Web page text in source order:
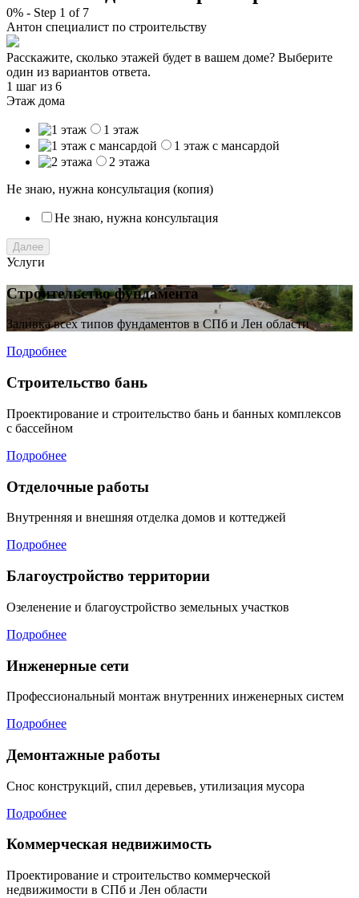
0% - Step 1 of 7
Антон специалист по строительству
Расскажите, сколько этажей будет в вашем доме? Выберите
один из вариантов ответа.
1 шаг из 6
Этаж дома
1 этаж
1 этаж с мансардой
2 этажа
Не знаю, нужна консультация (копия)
Не знаю, нужна консультация
Далее
Услуги
Строительство фундамента
Заливка всех типов фундаментов в СПб и Лен области
Подробнее
Строительство бань
Проектирование и строительство бань и банных комплексов
с бассейном
Подробнее
Отделочные работы
Внутренняя и внешняя отделка домов и коттеджей
Подробнее
Благоустройство территории
Озеленение и благоустройство земельных участков
Подробнее
Инженерные сети
Профессиональный монтаж внутренних инженерных систем
Подробнее
Демонтажные работы
Снос конструкций, спил деревьев, утилизация мусора
Подробнее
Коммерческая недвижимость
Проектирование и строительство коммерческой
недвижимости в СПб и Лен области